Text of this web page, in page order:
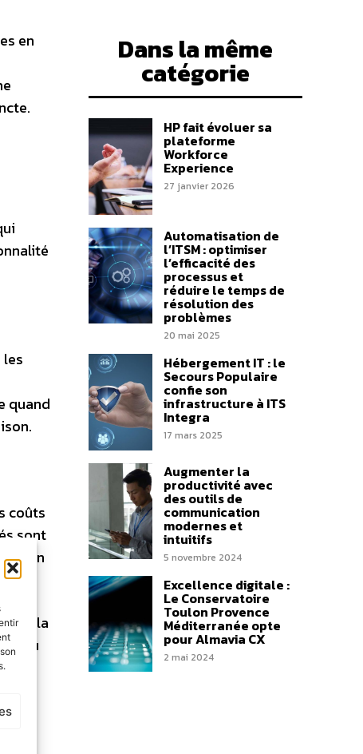
en
quand
coûts
sont
façon
loin la
par
Dans la même
catégorie
HP fait évoluer sa
plateforme
Workforce
Experience
27 janvier 2026
Automatisation de
l’ITSM : optimiser
l’efficacité des
processus et
réduire le temps de
résolution des
problèmes
20 mai 2025
Hébergement IT : le
Secours Populaire
confie son
infrastructure à ITS
Integra
17 mars 2025
Augmenter la
productivité avec
des outils de
communication
modernes et
intuitifs
5 novembre 2024
Excellence digitale :
Le Conservatoire
Toulon Provence
Méditerranée opte
pour Almavia CX
2 mai 2024